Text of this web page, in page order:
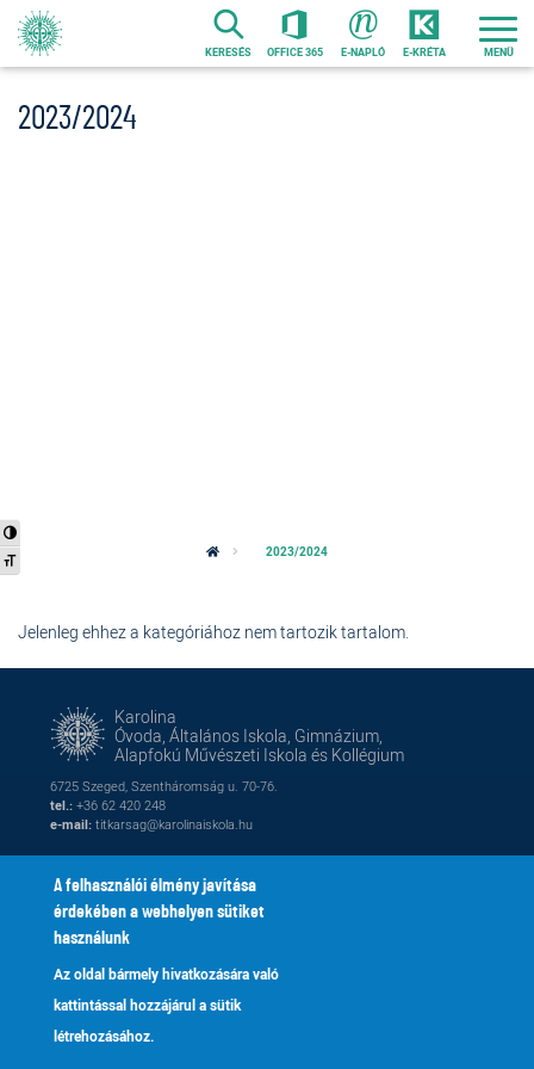
Ugrás
a
tartalomra
Nagy kontraszt váltása
Betűméret váltása
KERESÉS OFFICE 365 E-NAPLÓ E-KRÉTA
2023/2024
2023/2024
Jelenleg ehhez a kategóriához nem tartozik tartalom.
Karolina
Óvoda, Általános Iskola, Gimnázium,
Alapfokú Művészeti Iskola és Kollégium
6725 Szeged, Szentháromság u. 70-76.
tel.: +36 62 420 248
e-mail: titkarsag@karolinaiskola.hu
Lábléc
Naptár
Alapítvány
A felhasználói élmény javítása
érdekében a webhelyen sütiket
használunk
Az oldal bármely hivatkozására való
kattintással hozzájárul a sütik
létrehozásához.